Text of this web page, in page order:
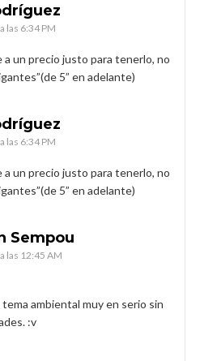
las 6:34 PM
a un precio justo para tenerlo, no
5” en adelante)
las 6:34 PM
a un precio justo para tenerlo, no
5” en adelante)
Sempou
las 12:45 AM
ambiental muy en serio sin
:v